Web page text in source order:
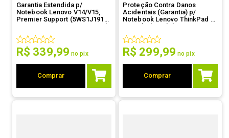
Garantia Estendida p/
Notebook Lenovo V14/V15,
Premier Support (5WS1J19156
- De 1 ano PS para 3 anos PS)
R$ 339,99 no pix
Comprar
Proteção Contra Danos
Acidentais (Garantia) p/
Notebook Lenovo ThinkPad E,
K14, ThinkBook (5PS0L30075 -
3 anos)
R$ 299,99 no pix
Comprar